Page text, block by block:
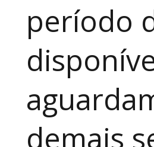
período
demais